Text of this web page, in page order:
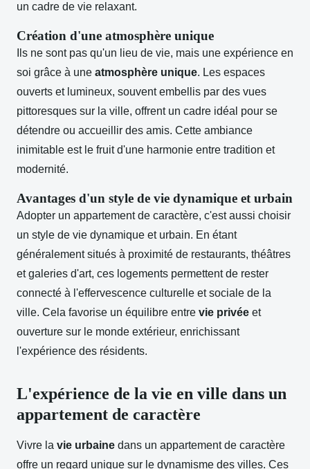
un cadre de vie relaxant.
Création d'une atmosphère unique
Ils ne sont pas qu'un lieu de vie, mais une expérience en
soi grâce à une atmosphère unique. Les espaces
ouverts et lumineux, souvent embellis par des vues
pittoresques sur la ville, offrent un cadre idéal pour se
détendre ou accueillir des amis. Cette ambiance
inimitable est le fruit d'une harmonie entre tradition et
modernité.
Avantages d'un style de vie dynamique et urbain
Adopter un appartement de caractère, c'est aussi choisir
un style de vie dynamique et urbain. En étant
généralement situés à proximité de restaurants, théâtres
et galeries d'art, ces logements permettent de rester
connecté à l'effervescence culturelle et sociale de la
ville. Cela favorise un équilibre entre vie privée et
ouverture sur le monde extérieur, enrichissant
l'expérience des résidents.
L'expérience de la vie en ville dans un
appartement de caractère
Vivre la vie urbaine dans un appartement de caractère
offre un regard unique sur le dynamisme des villes. Ces